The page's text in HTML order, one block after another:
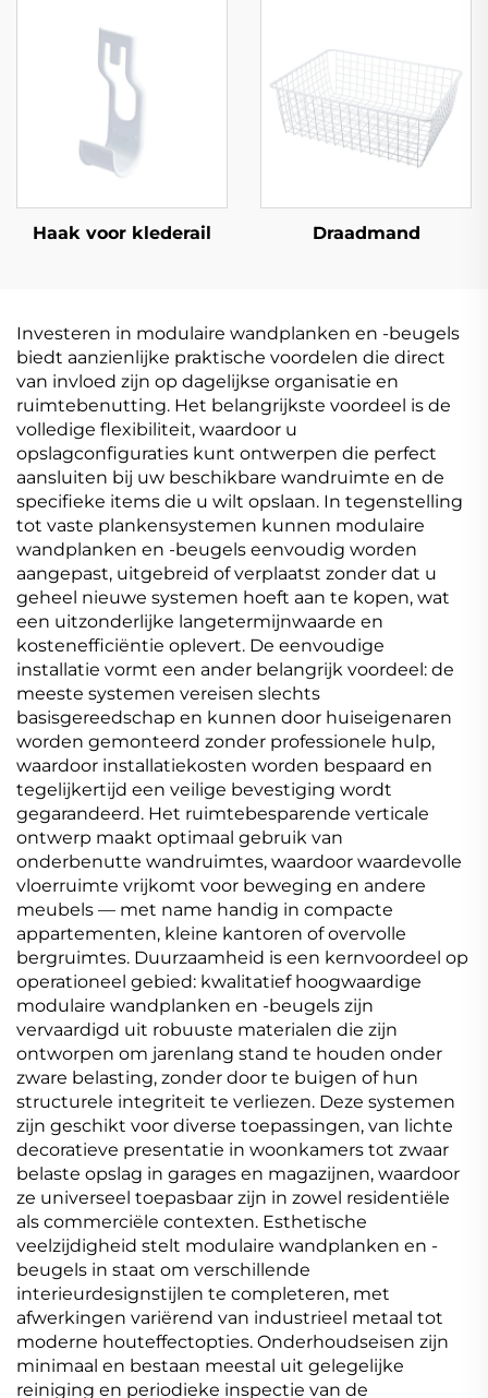
Haak voor klederail Draadmand
Investeren in modulaire wandplanken en -beugels
biedt aanzienlijke praktische voordelen die direct
van invloed zijn op dagelijkse organisatie en
ruimtebenutting. Het belangrijkste voordeel is de
volledige flexibiliteit, waardoor u
opslagconfiguraties kunt ontwerpen die perfect
aansluiten bij uw beschikbare wandruimte en de
specifieke items die u wilt opslaan. In tegenstelling
tot vaste plankensystemen kunnen modulaire
wandplanken en -beugels eenvoudig worden
aangepast, uitgebreid of verplaatst zonder dat u
geheel nieuwe systemen hoeft aan te kopen, wat
een uitzonderlijke langetermijnwaarde en
kostenefficiëntie oplevert. De eenvoudige
installatie vormt een ander belangrijk voordeel: de
meeste systemen vereisen slechts
basisgereedschap en kunnen door huiseigenaren
worden gemonteerd zonder professionele hulp,
waardoor installatiekosten worden bespaard en
tegelijkertijd een veilige bevestiging wordt
gegarandeerd. Het ruimtebesparende verticale
ontwerp maakt optimaal gebruik van
onderbenutte wandruimtes, waardoor waardevolle
vloerruimte vrijkomt voor beweging en andere
meubels — met name handig in compacte
appartementen, kleine kantoren of overvolle
bergruimtes. Duurzaamheid is een kernvoordeel op
operationeel gebied: kwalitatief hoogwaardige
modulaire wandplanken en -beugels zijn
vervaardigd uit robuuste materialen die zijn
ontworpen om jarenlang stand te houden onder
zware belasting, zonder door te buigen of hun
structurele integriteit te verliezen. Deze systemen
zijn geschikt voor diverse toepassingen, van lichte
decoratieve presentatie in woonkamers tot zwaar
belaste opslag in garages en magazijnen, waardoor
ze universeel toepasbaar zijn in zowel residentiële
als commerciële contexten. Esthetische
veelzijdigheid stelt modulaire wandplanken en -
beugels in staat om verschillende
interieurdesignstijlen te completeren, met
afwerkingen variërend van industrieel metaal tot
moderne houteffectopties. Onderhoudseisen zijn
minimaal en bestaan meestal uit gelegelijke
reiniging en periodieke inspectie van de